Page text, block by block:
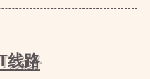
线路